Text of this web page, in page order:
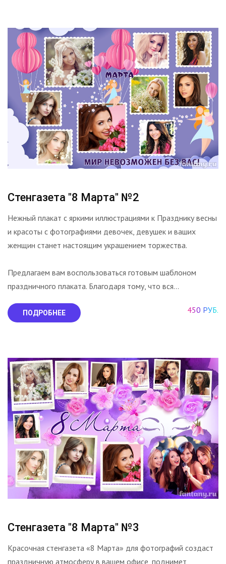
Стенгазета "8 Марта" №2
Нежный плакат с яркими иллюстрациями к Празднику весны
и красоты с фотографиями девочек, девушек и ваших
женщин станет настоящим украшением торжества.
Предлагаем вам воспользоваться готовым шаблоном
праздничного плаката. Благодаря тому, что вся...
ПОДРОБНЕЕ 450 РУБ.
Стенгазета "8 Марта" №3
Красочная стенгазета «8 Марта» для фотографий создаст
праздничную атмосферу в вашем офисе, поднимет